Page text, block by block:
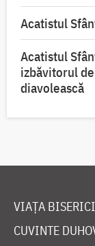
Acatistul
Acatistul
izbăvitorul
diavolească
VIAȚA
CUVINTE